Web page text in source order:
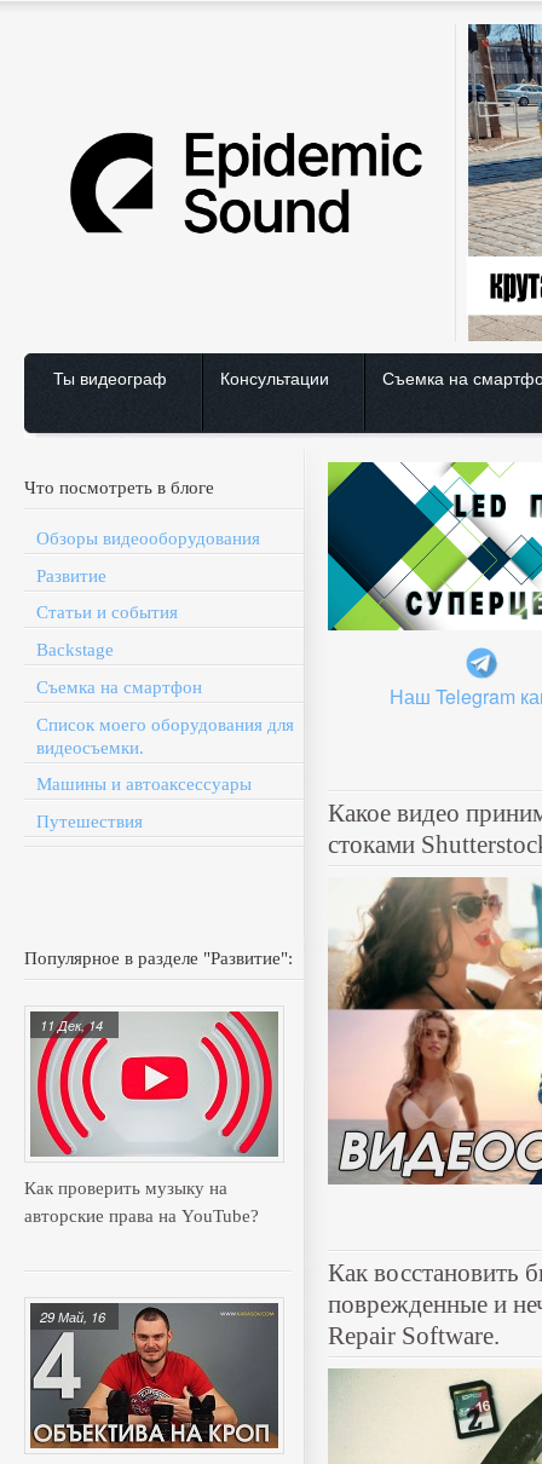
Ты видеограф Консультации Съемка на
Что посмотреть в блоге
Обзоры видеооборудования
Развитие
Статьи и события
Backstage
Съемка на смартфон
Список моего оборудования для
видеосъемки.
Машины и автоаксессуары
Путешествия
Популярное в разделе "Развитие":
Как проверить музыку на
авторские права на YouTube?
11 Дек, 14
29 Май, 16
Наш Telegram
Какое видео
стоками
Как восстановить
поврежденные и
Repair Software.